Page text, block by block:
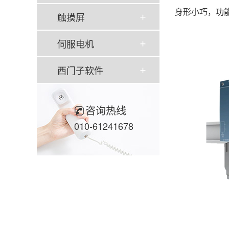
触摸屏
伺服电机
西门子软件
咨询热线
010-61241678
身形小巧，功